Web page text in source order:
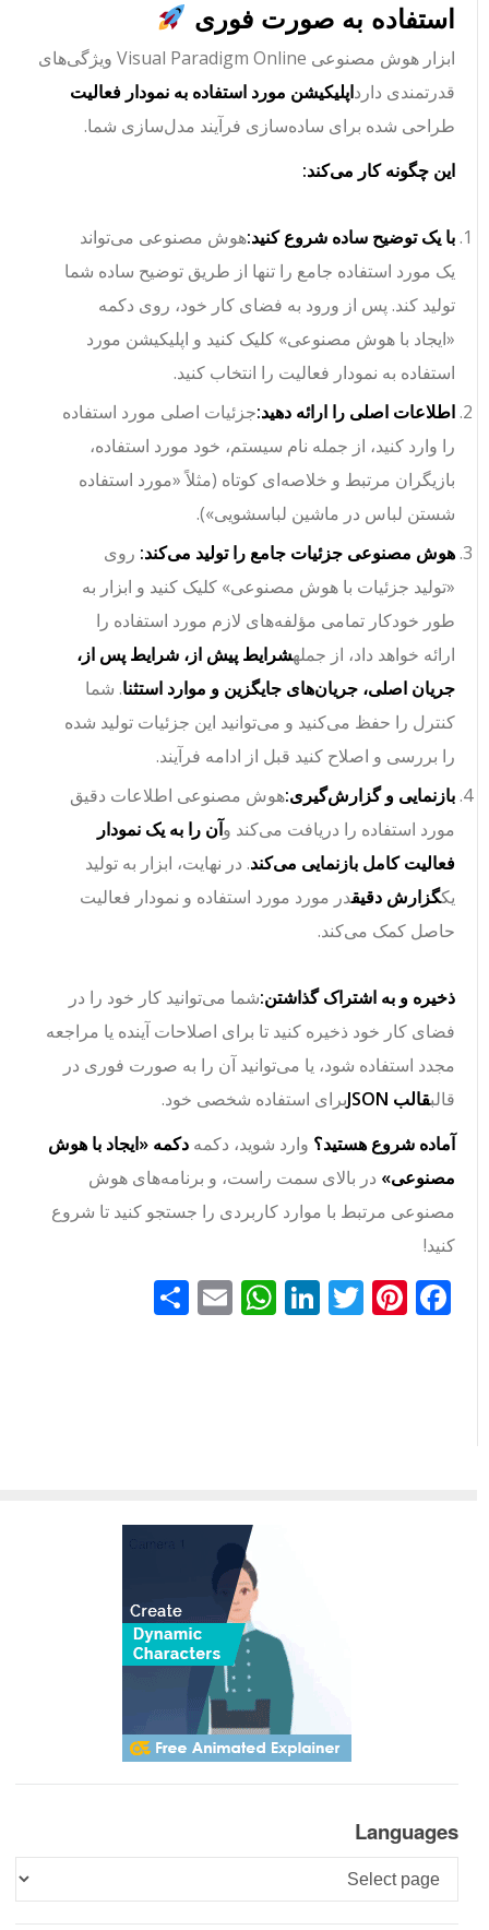
استفاده به صورت فوری
ابزار هوش مصنوعی Visual Paradigm Online ویژگی‌های
قدرتمندی دارد اپلیکیشن مورد استفاده به نمودار فعالیت
طراحی شده برای ساده‌سازی فرآیند مدل‌سازی شما.
این چگونه کار می‌کند:
با یک توضیح ساده شروع کنید:هوش مصنوعی می‌تواند
یک مورد استفاده جامع را تنها از طریق توضیح ساده شما
تولید کند. پس از ورود به فضای کار خود، روی دکمه
«ایجاد با هوش مصنوعی» کلیک کنید و اپلیکیشن مورد
استفاده به نمودار فعالیت را انتخاب کنید.
اطلاعات اصلی را ارائه دهید:جزئیات اصلی مورد استفاده
را وارد کنید، از جمله نام سیستم، خود مورد استفاده،
بازیگران مرتبط و خلاصه‌ای کوتاه (مثلاً «مورد استفاده
شستن لباس در ماشین لباسشویی»).
هوش مصنوعی جزئیات جامع را تولید می‌کند:روی
«تولید جزئیات با هوش مصنوعی» کلیک کنید و ابزار به
طور خودکار تمامی مؤلفه‌های لازم مورد استفاده را
ارائه خواهد داد، از جملهشرایط پیش از، شرایط پس از،
جریان اصلی، جریان‌های جایگزین و موارد استثنا. شما
کنترل را حفظ می‌کنید و می‌توانید این جزئیات تولید شده
را بررسی و اصلاح کنید قبل از ادامه فرآیند.
بازنمایی و گزارش‌گیری:هوش مصنوعی اطلاعات دقیق
مورد استفاده را دریافت می‌کند و آن را به یک نمودار
فعالیت کامل بازنمایی می‌کند. در نهایت، ابزار به تولید
یکگزارش دقیقدر مورد مورد استفاده و نمودار فعالیت
حاصل کمک می‌کند.
ذخیره و به اشتراک گذاشتن:شما می‌توانید کار خود را در
فضای کار خود ذخیره کنید تا برای اصلاحات آینده یا مراجعه
مجدد استفاده شود، یا می‌توانید آن را به صورت فوری در
قالبقالب JSON
برای استفاده شخصی خود.
آماده شروع هستید؟وارد شوید، دکمهدکمه «ایجاد با هوش
مصنوعی»در بالای سمت راست، و برنامه‌های هوش
مصنوعی مرتبط با موارد کاربردی را جستجو کنید تا شروع
کنید!
Facebook
Pinterest
Twitter
LinkedIn
WhatsApp
Emailاشتراک
Languages
Languages